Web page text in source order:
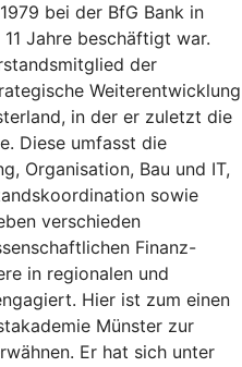
bei der BfG Bank in
Jahre beschäftigt war.
der
Weiterentwicklung
in der er zuletzt die
Diese umfasst die
Organisation, Bau und IT,
sowie
verschieden
Finanz-
in regionalen und
Hier ist zum einen
Münster zur
Er hat sich unter